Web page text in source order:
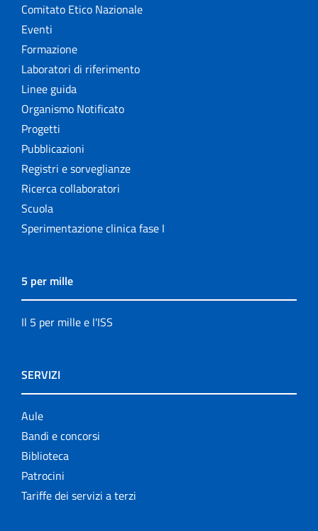
Comitato Etico Nazionale
Eventi
Formazione
Laboratori di riferimento
Linee guida
Organismo Notificato
Progetti
Pubblicazioni
Registri e sorveglianze
Ricerca collaboratori
Scuola
Sperimentazione clinica fase I
5 per mille
Il 5 per mille e l'ISS
SERVIZI
Aule
Bandi e concorsi
Biblioteca
Patrocini
Tariffe dei servizi a terzi